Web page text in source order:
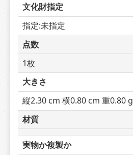
文化財指定
指定:未指定
点数
1枚
大きさ
縦2.30 cm 横0.80 cm 重0.80 g
材質
実物か複製か